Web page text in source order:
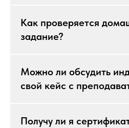
Как проверяется
задание?
Можно ли обсудить
свой кейс с
Получу ли я